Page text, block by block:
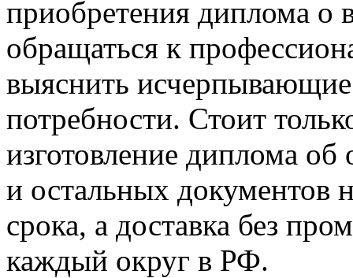
приобретения диплома о
обращаться к
выяснить
потребности. Стоит
изготовление диплома об
и остальных документов
срока, а доставка без
каждый округ в РФ.